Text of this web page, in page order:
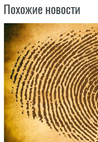
Похожие новости